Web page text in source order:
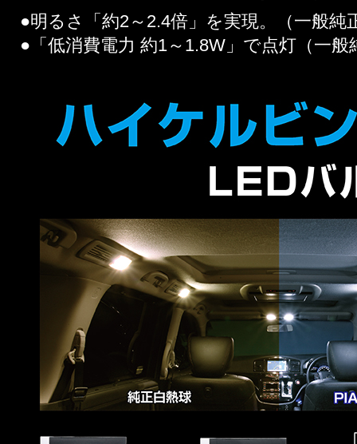
●明るさ「約2～2.4倍」を実現。（一般純
●「低消費電力 約1～1.8W」で点灯（一般